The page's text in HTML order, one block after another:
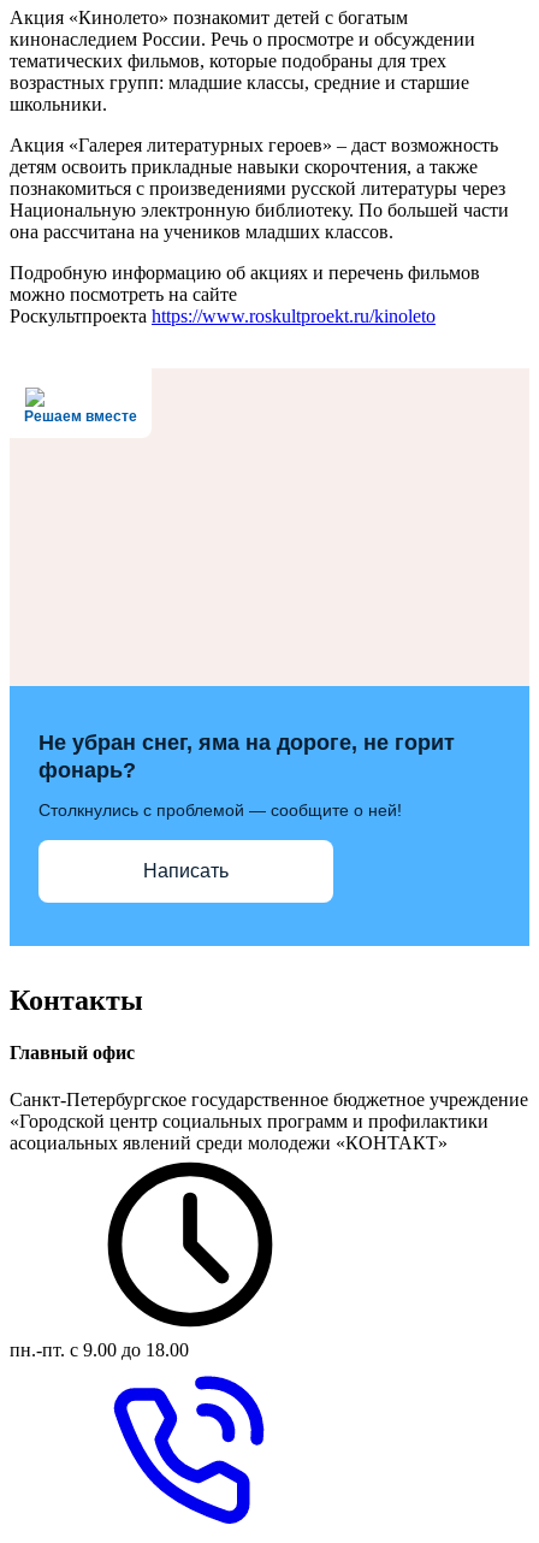
Акция «Кинолето» познакомит детей с богатым
кинонаследием России. Речь о просмотре и обсуждении
тематических фильмов, которые подобраны для трех
возрастных групп: младшие классы, средние и старшие
школьники.
Акция «Галерея литературных героев» – даст возможность
детям освоить прикладные навыки скорочтения, а также
познакомиться с произведениями русской литературы через
Национальную электронную библиотеку. По большей части
она рассчитана на учеников младших классов.
Подробную информацию об акциях и перечень фильмов
можно посмотреть на сайте
Роскультпроекта https://www.roskultproekt.ru/kinoleto
Решаем вместе
Не убран снег, яма на дороге, не горит
фонарь?
Столкнулись с проблемой — сообщите о ней!
Написать
Контакты
Главный офис
Санкт-Петербургское государственное бюджетное учреждение
«Городской центр социальных программ и профилактики
асоциальных явлений среди молодежи «КОНТАКТ»
пн.-пт. с 9.00 до 18.00